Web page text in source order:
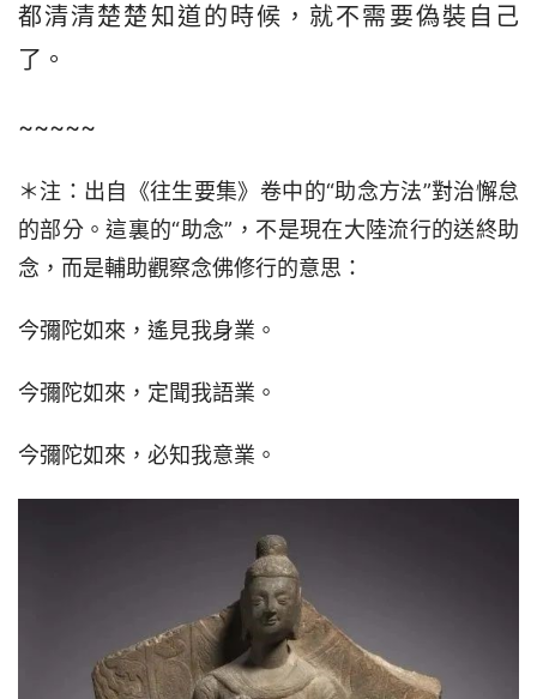
都清清楚楚知道的時候，就不需要偽裝自己
了。
~~~~~
＊注：出自《往生要集》卷中的“助念方法”對治懈怠
的部分。這裏的“助念”，不是現在大陸流行的送終助
念，而是輔助觀察念佛修行的意思：
今彌陀如來，遙見我身業。
今彌陀如來，定聞我語業。
今彌陀如來，必知我意業。